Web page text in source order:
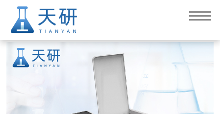
肉类综合检测仪